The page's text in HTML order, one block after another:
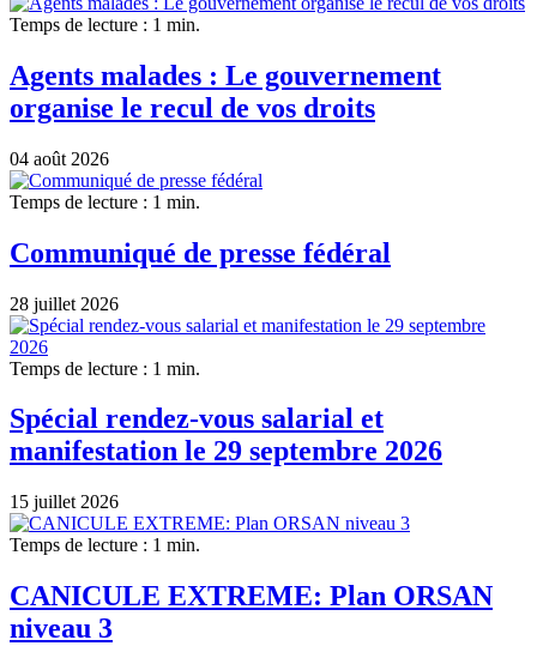
Temps de lecture : 1 min.
Agents malades : Le gouvernement
organise le recul de vos droits
04 août 2026
Temps de lecture : 1 min.
Communiqué de presse fédéral
28 juillet 2026
Temps de lecture : 1 min.
Spécial rendez-vous salarial et
manifestation le 29 septembre 2026
15 juillet 2026
Temps de lecture : 1 min.
CANICULE EXTREME: Plan ORSAN
niveau 3